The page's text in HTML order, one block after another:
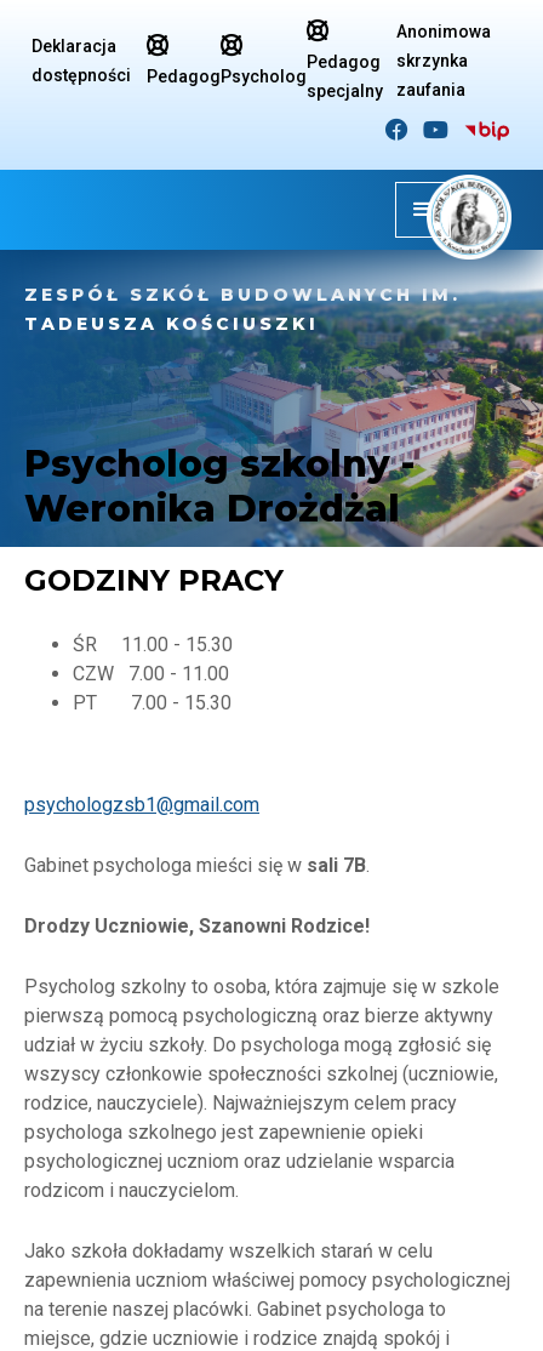
Deklaracja
dostępności

Pedagog

Psycholog

Pedagog
specjalny
Anonimowa
skrzynka
zaufania
 
ZESPÓŁ SZKÓŁ BUDOWLANYCH IM.
TADEUSZA KOŚCIUSZKI
Psycholog szkolny -
Weronika Drożdżal
GODZINY PRACY
ŚR 11.00 - 15.30
CZW 7.00 - 11.00
PT 7.00 - 15.30
psychologzsb1@gmail.com
Gabinet psychologa mieści się w sali 7B.
Drodzy Uczniowie, Szanowni Rodzice!
Psycholog szkolny to osoba, która zajmuje się w szkole
pierwszą pomocą psychologiczną oraz bierze aktywny
udział w życiu szkoły. Do psychologa mogą zgłosić się
wszyscy członkowie społeczności szkolnej (uczniowie,
rodzice, nauczyciele). Najważniejszym celem pracy
psychologa szkolnego jest zapewnienie opieki
psychologicznej uczniom oraz udzielanie wsparcia
rodzicom i nauczycielom.
Jako szkoła dokładamy wszelkich starań w celu
zapewnienia uczniom właściwej pomocy psychologicznej
na terenie naszej placówki. Gabinet psychologa to
miejsce, gdzie uczniowie i rodzice znajdą spokój i